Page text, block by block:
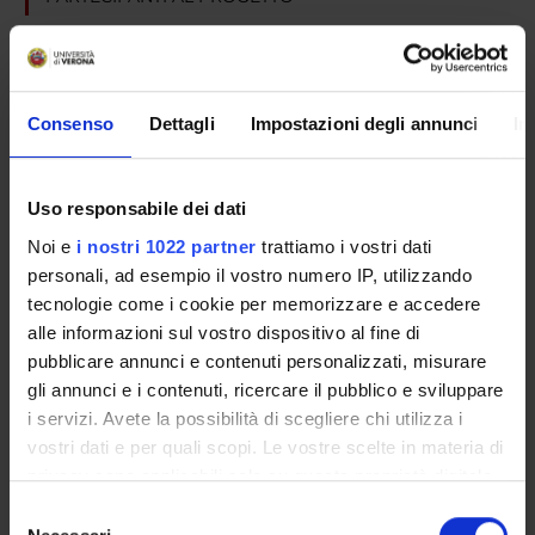
Consenso Dettagli Impostazioni degli annunci
Uso responsabile dei dati
Noi e i nostri 1022 partner trattiamo i vostri dati
personali, ad esempio il vostro numero IP, utilizzando
tecnologie come i cookie per memorizzare e accedere
alle informazioni sul vostro dispositivo al fine di
pubblicare annunci e contenuti personalizzati, misurare
gli annunci e i contenuti, ricercare il pubblico e sviluppare
i servizi. Avete la possibilità di scegliere chi utilizza i
vostri dati e per quali scopi. Le vostre scelte in materia di
privacy sono applicabili solo su questa proprietà digitale
Aldo Scarpa
Professore ordinario
Anatomia Patologica
AREE DI RICERCA
GRUPPI DI RICERCA